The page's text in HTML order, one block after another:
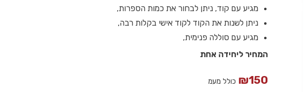
מגיע עם קוד, ניתן לבחור את כמות הספרות,
ניתן לשנות את הקוד לקוד אישי בקלות רבה,
מגיע עם סוללה פנימית,
המחיר ליחידה אחת
₪150 כולל מעמ